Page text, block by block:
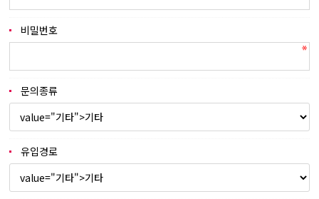
비밀번호
문의종류
유입경로